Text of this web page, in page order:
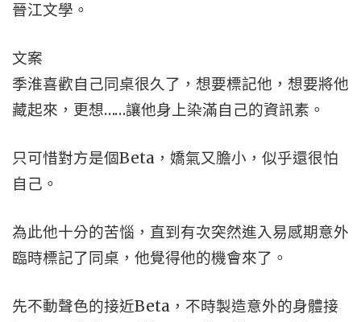
晉江文學。
文案
季淮喜歡自己同桌很久了，想要標記他，想要將他
藏起來，更想……讓他身上染滿自己的資訊素。
只可惜對方是個Beta，嬌氣又膽小，似乎還很怕
自己。
為此他十分的苦惱，直到有次突然進入易感期意外
臨時標記了同桌，他覺得他的機會來了。
先不動聲色的接近Beta，不時製造意外的身體接